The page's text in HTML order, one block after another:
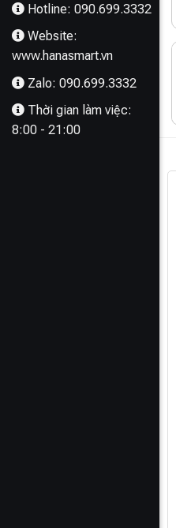
Hotline: 090.699.3332
Website:
www.hanasmart.vn
Zalo: 090.699.3332
Thời gian làm việc:
8:00 - 21:00